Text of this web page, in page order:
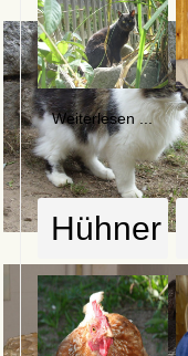
Weiterlesen ...
Hühner